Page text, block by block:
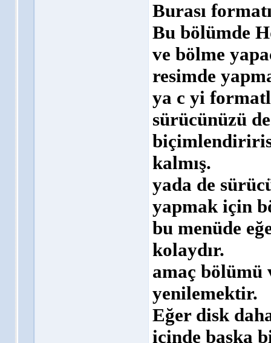
Burası
Bu bölümde
ve bölme
resimde
ya c yi
sürücünüzü
kalmış.
yada de
yapmak için
bu menüde
kolaydır.
amaç bölümü
yenilemektir.
Eğer disk
içinde başka